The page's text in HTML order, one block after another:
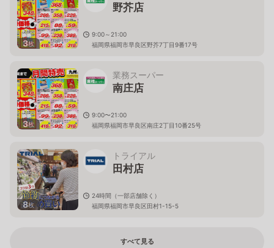
3枚
野芥店
9:00～21:00
福岡県福岡市早良区野芥7丁目9番17号
3枚
業務スーパー
南庄店
9:00〜21:00
福岡県福岡市早良区南庄2丁目10番25号
8枚
トライアル
田村店
24時間（一部店舗除く）
福岡県福岡市早良区田村1-15-5
すべて見る